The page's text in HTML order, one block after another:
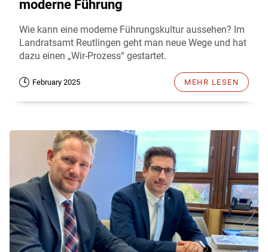
moderne Führung
Wie kann eine moderne Führungskultur aussehen? Im
Landratsamt Reutlingen geht man neue Wege und hat
dazu einen „Wir-Prozess“ gestartet.
February 2025 MEHR LESEN